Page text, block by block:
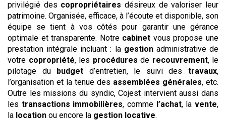
privilégié des copropriétaires désireux de valoriser leur
patrimoine. Organisée, efficace, à l’écoute et disponible, son
équipe se tient à vos côtés pour garantir une gérance
optimale et transparente. Notre cabinet vous propose une
prestation intégrale incluant : la gestionadministrative de
votre copropriété, les procédures de recouvrement, le
pilotage du
budget d’entretien, le suivi destravaux,
l’organisation et la tenue des assemblées générales, etc.
Outre les missions du syndic, Cojest intervient aussi dans
les transactions immobilières, comme l’achat, lavente,
la location ou encore la gestion locative.